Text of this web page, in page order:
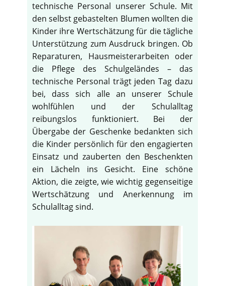
technische Personal unserer Schule. Mit
den selbst gebastelten Blumen wollten die
Kinder ihre Wertschätzung für die tägliche
Unterstützung zum Ausdruck bringen. Ob
Reparaturen, Hausmeisterarbeiten oder
die Pflege des Schulgeländes – das
technische Personal trägt jeden Tag dazu
bei, dass sich alle an unserer Schule
wohlfühlen und der Schulalltag
reibungslos funktioniert. Bei der
Übergabe der Geschenke bedankten sich
die Kinder persönlich für den engagierten
Einsatz und zauberten den Beschenkten
ein Lächeln ins Gesicht. Eine schöne
Aktion, die zeigte, wie wichtig gegenseitige
Wertschätzung und Anerkennung im
Schulalltag sind.